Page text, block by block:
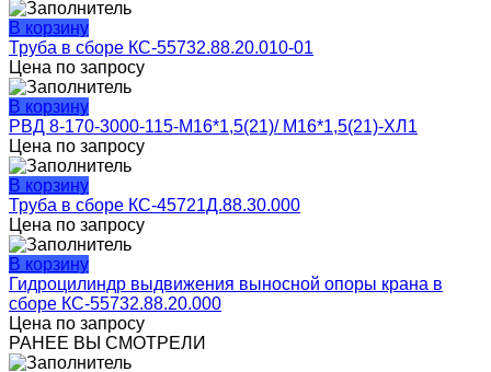
В корзину
Труба в сборе КС-55732.88.20.010-01
Цена по запросу
В корзину
РВД 8-170-3000-115-М16*1,5(21)/ М16*1,5(21)-ХЛ1
Цена по запросу
В корзину
Труба в сборе КС-45721Д.88.30.000
Цена по запросу
В корзину
Гидроцилиндр выдвижения выносной опоры крана в
сборе КС-55732.88.20.000
Цена по запросу
РАНЕЕ ВЫ СМОТРЕЛИ